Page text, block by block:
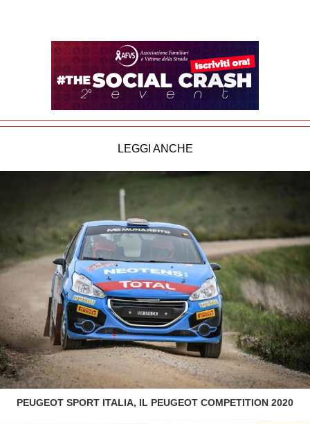
LEGGI ANCHE
PEUGEOT SPORT ITALIA, IL PEUGEOT COMPETITION 2020